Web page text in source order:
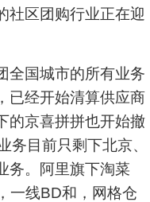
区团购行业正在迎
国城市的所有业务
已经开始清算供应商
的京喜拼拼也开始撤
务目前只剩下北京、
务。阿里旗下淘菜
一线BD和，网格仓